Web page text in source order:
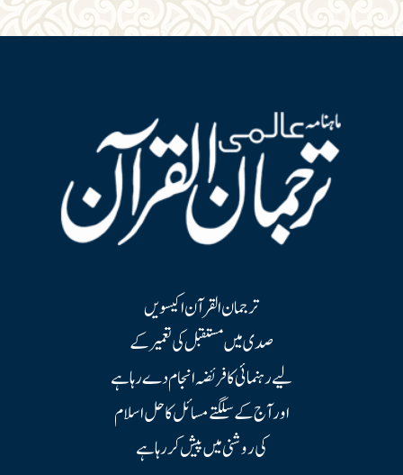
ترجمان القرآن اکیسویں
صدی میں مستقبل کی تعمیر کے
لیے رہنمائی کا فریضہ انجام دے رہا ہے
اور آج کے سلگتے مسائل کا حل اسلام
کی روشنی میں پیش کر رہا ہے